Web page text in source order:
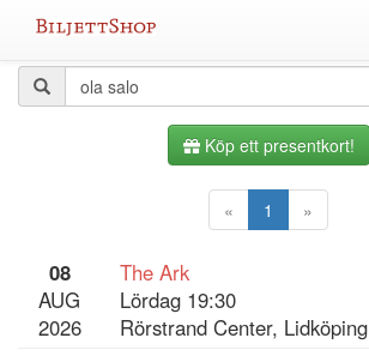
Alla
evenemangKöp ett presentkort!
« 1 »
08
AUG
2026
The Ark
Lördag 19:30
Rörstrand Center, Lidköping